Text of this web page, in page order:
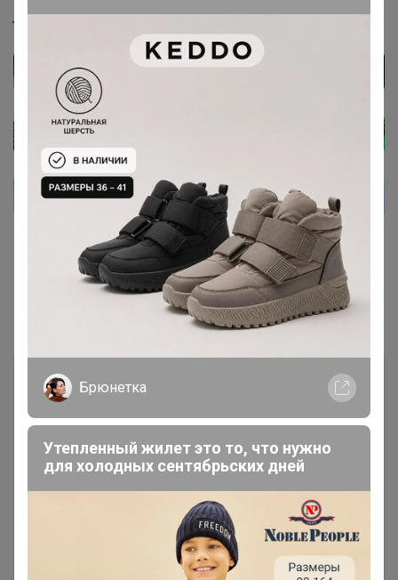
jlatan, Откроет другой организатор
Показаны записи1-8из8.
Чтобы ответить или задать вопрос
необходимо авторизоваться на сайте
Это займет меньше минуты
Брюнетка
Утепленный жилет это то, что нужно
для холодных сентябрьских дней